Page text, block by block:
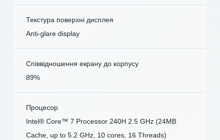
Текстура поверхні дисплея
Anti-glare display
Співвідношення екрану до корпусу
89%
Процесор
Intel® Core™ 7 Processor 240H 2.5 GHz (24MB
Cache, up to 5.2 GHz, 10 cores, 16 Threads)